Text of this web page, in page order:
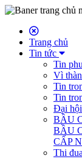
Trang chủ
Tin tức
Tin
Vì
Tin
Tin
Đại hội
BẦU
BẦU
CẤP
Thi